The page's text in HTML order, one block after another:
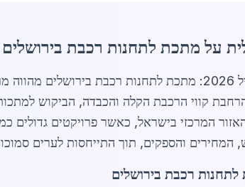
על מתכת לתחנות רכבת בירושלים
קווי הרכבת הקלה והכבדה, הביקוש
המרכזי בישראל, כאשר פרויקטים גדולים
המחירים והספקים, תוך התייחסות לערים
רכבת בירושלים